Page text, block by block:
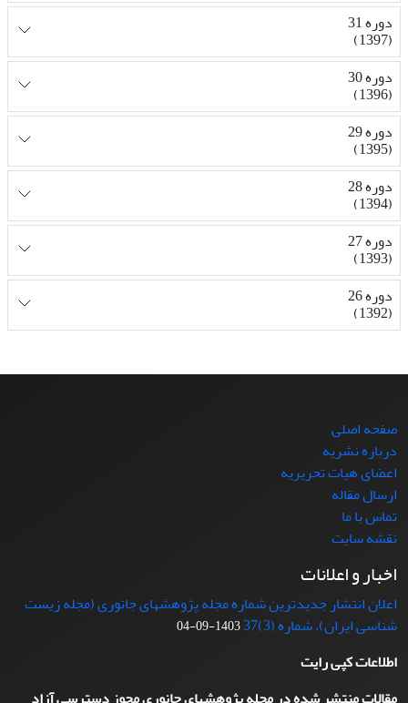
دوره 31
(1397)
دوره 30
(1396)
دوره 29
(1395)
دوره 28
(1394)
دوره 27
(1393)
دوره 26
(1392)
صفحه اصلی
درباره نشریه
اعضای هیات تحریریه
ارسال مقاله
تماس با ما
نقشه سایت
اخبار و اعلانات
اعلان انتشار جدیدترین شماره مجله پژوهشهای جانوری (مجله زیست
شناسی ایران)، شماره (3)37
1403-09-04
اطلاعات کپی رایت